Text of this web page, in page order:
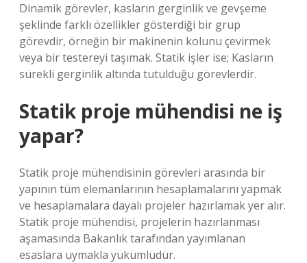
Dinamik görevler, kasların gerginlik ve gevşeme
şeklinde farklı özellikler gösterdiği bir grup
görevdir, örneğin bir makinenin kolunu çevirmek
veya bir testereyi taşımak. Statik işler ise; Kasların
sürekli gerginlik altında tutulduğu görevlerdir.
Statik proje mühendisi ne iş
yapar?
Statik proje mühendisinin görevleri arasında bir
yapının tüm elemanlarının hesaplamalarını yapmak
ve hesaplamalara dayalı projeler hazırlamak yer alır.
Statik proje mühendisi, projelerin hazırlanması
aşamasında Bakanlık tarafından yayımlanan
esaslara uymakla yükümlüdür.